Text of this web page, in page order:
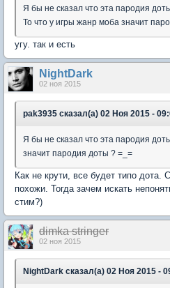
Я бы не сказал что эта пародия
То что у игры жанр моба значит
угу. так и есть
NightDark
02 ноя 2015
pak3935 сказал(а) 02 Ноя 2015 -
Я бы не сказал что эта пародия
значит пародия доты ? =_=
Как не крути, все будет типо
похожи. Тогда зачем искать
стим?)
dimka stringer
02 ноя 2015
NightDark сказал(а) 02 Ноя 2015 -